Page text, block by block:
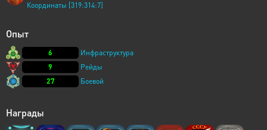
Координаты [319:314:7]
Опыт
6
Инфраструктура
9
Рейды
27
Боевой
Награды